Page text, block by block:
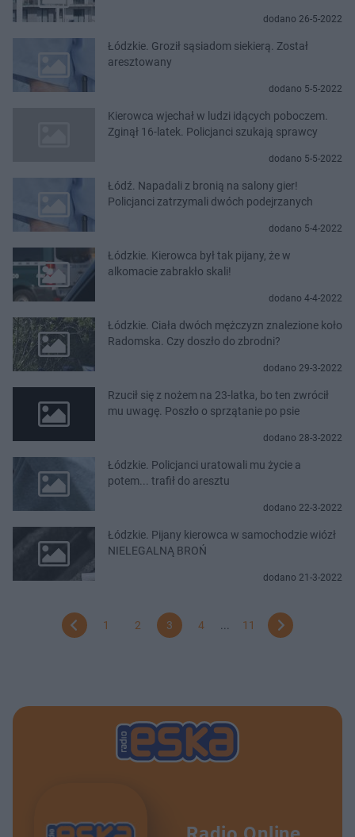
dodano 26-5-2022
Łódzkie. Groził sąsiadom siekierą. Został
aresztowany
dodano 5-5-2022
Kierowca wjechał w ludzi idących poboczem.
Zginął 16-latek. Policjanci szukają sprawcy
dodano 5-5-2022
Łódź. Napadali z bronią na salony gier!
Policjanci zatrzymali dwóch podejrzanych
dodano 5-4-2022
Łódzkie. Kierowca był tak pijany, że w
alkomacie zabrakło skali!
dodano 4-4-2022
Łódzkie. Ciała dwóch mężczyzn znalezione koło
Radomska. Czy doszło do zbrodni?
dodano 29-3-2022
Rzucił się z nożem na 23-latka, bo ten zwrócił
mu uwagę. Poszło o sprzątanie po psie
dodano 28-3-2022
Łódzkie. Policjanci uratowali mu życie a
potem... trafił do aresztu
dodano 22-3-2022
Łódzkie. Pijany kierowca w samochodzie wiózł
NIELEGALNĄ BROŃ
dodano 21-3-2022
1 2 3 4 ... 11